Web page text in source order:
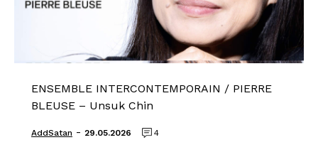
ENSEMBLE INTERCONTEMPORAIN / PIERRE
BLEUSE – Unsuk Chin
AddSatan - 29.05.2026 4